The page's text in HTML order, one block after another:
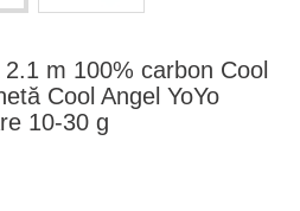
m 100% carbon Cool
Cool Angel YoYo
10-30 g